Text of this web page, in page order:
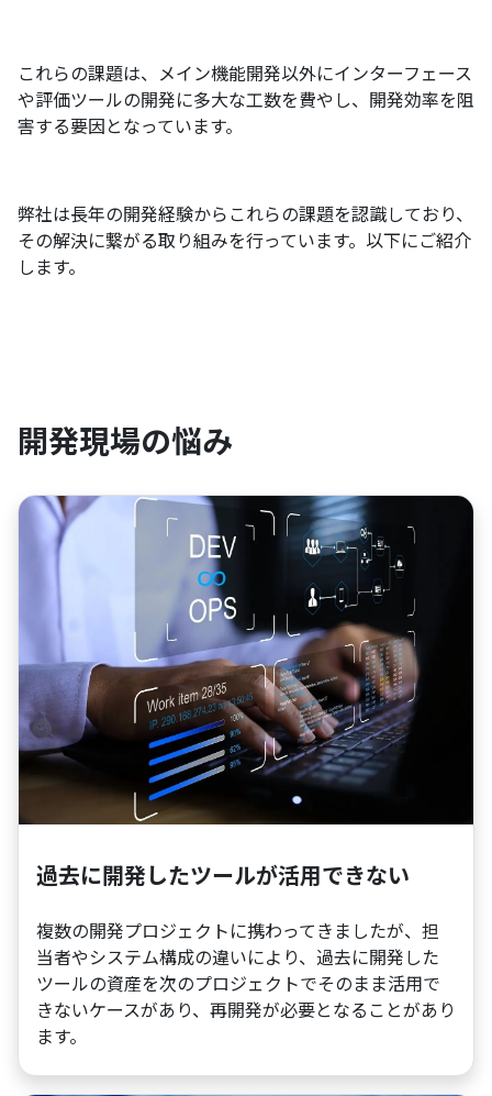
これらの課題は、メイン機能開発以外にインターフェース
や評価ツールの開発に多大な工数を費やし、開発効率を阻
害する要因となっています。
弊社は長年の開発経験からこれらの課題を認識しており、
その解決に繋がる取り組みを行っています。以下にご紹介
します。
開発現場の悩み
過去に開発したツールが活用できない
複数の開発プロジェクトに携わってきましたが、担
当者やシステム構成の違いにより、過去に開発した
ツールの資産を次のプロジェクトでそのまま活用で
きないケースがあり、再開発が必要となることがあり
ます。